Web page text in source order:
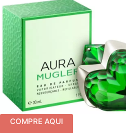
COMPRE AQUI